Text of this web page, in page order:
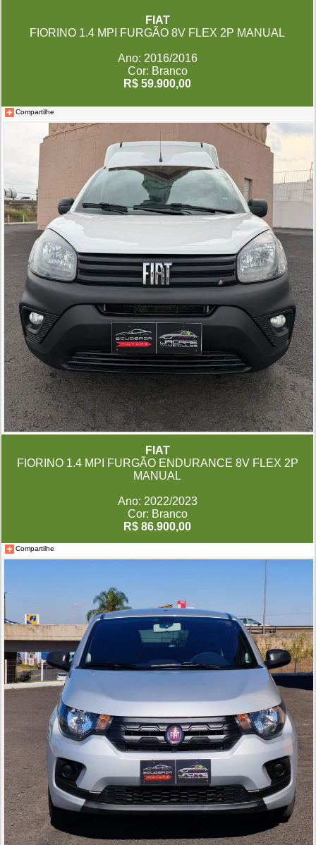
FIAT
FIORINO 1.4 MPI FURGÃO 8V FLEX 2P MANUAL
Ano: 2016/2016
Cor: Branco
R$ 59.900,00
Compartilhe
FIAT
FIORINO 1.4 MPI FURGÃO ENDURANCE 8V FLEX 2P
MANUAL
Ano: 2022/2023
Cor: Branco
R$ 86.900,00
Compartilhe